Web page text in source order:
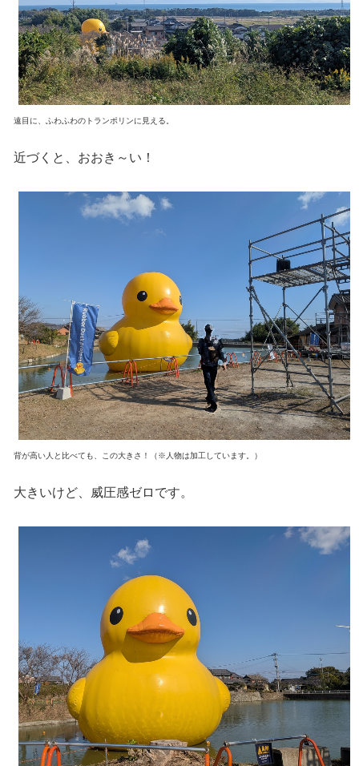
遠目に、ふわふわのトランポリンに見える。
近づくと、おおき～い！
背が高い人と比べても、この大きさ！（※人物は加工しています。）
大きいけど、威圧感ゼロです。